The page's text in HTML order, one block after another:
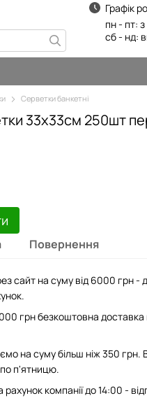
Графік
пн - пт:
сб - нд:
Серветки банкетні
33х33см 250шт
Повернення
сайт на суму від 6000 грн -
грн безкоштовна доставка
на суму більш ніж 350 грн.
по п'ятницю.
рахунок компанії до 14:00 -